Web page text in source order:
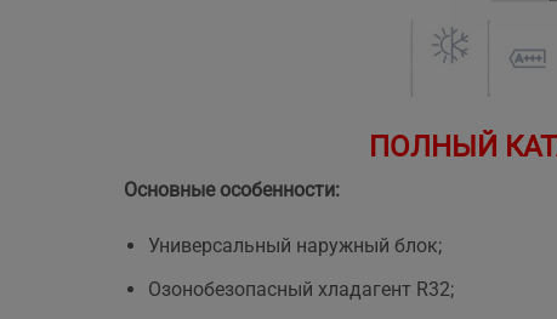
ПОЛНЫЙ
Основные особенности:
Универсальный наружный блок;
Озонобезопасный хладагент R32;